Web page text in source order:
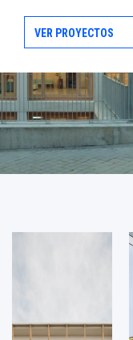
VER PROYECTOS